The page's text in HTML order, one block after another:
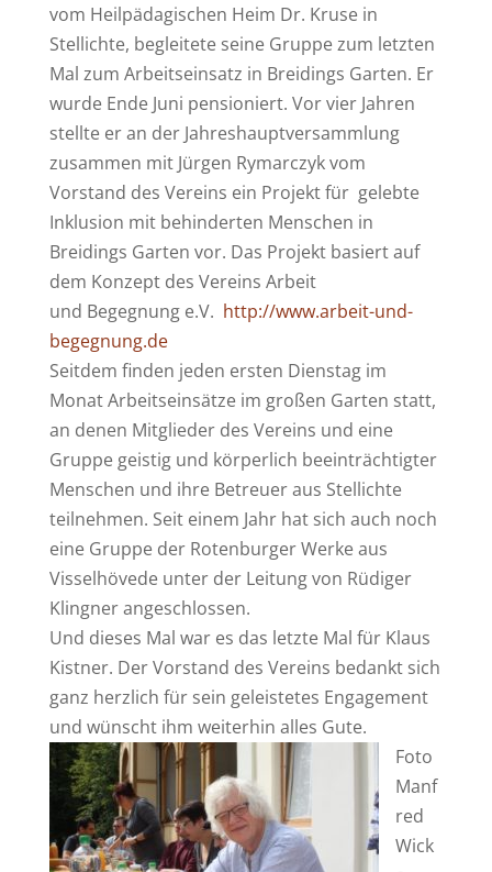
vom Heilpädagischen Heim Dr. Kruse in
Stellichte, begleitete seine Gruppe zum letzten
Mal zum Arbeitseinsatz in Breidings Garten. Er
wurde Ende Juni pensioniert. Vor vier Jahren
stellte er an der Jahreshauptversammlung
zusammen mit Jürgen Rymarczyk vom
Vorstand des Vereins ein Projekt für gelebte
Inklusion mit behinderten Menschen in
Breidings Garten vor. Das Projekt basiert auf
dem Konzept des Vereins Arbeit
und Begegnung e.V. http://www.arbeit-und-
begegnung.de
Seitdem finden jeden ersten Dienstag im
Monat Arbeitseinsätze im großen Garten statt,
an denen Mitglieder des Vereins und eine
Gruppe geistig und körperlich beeinträchtigter
Menschen und ihre Betreuer aus Stellichte
teilnehmen. Seit einem Jahr hat sich auch noch
eine Gruppe der Rotenburger Werke aus
Visselhövede unter der Leitung von Rüdiger
Klingner angeschlossen.
Und dieses Mal war es das letzte Mal für Klaus
Kistner. Der Vorstand des Vereins bedankt sich
ganz herzlich für sein geleistetes Engagement
und wünscht ihm weiterhin alles Gute.
Foto
Manf
red
Wick